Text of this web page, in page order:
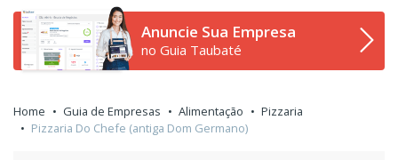
Anuncie Sua Empresa
no Guia Taubaté
Home Guia de Empresas Alimentação
Pizzaria
Pizzaria Do Chefe (antiga Dom Germano)